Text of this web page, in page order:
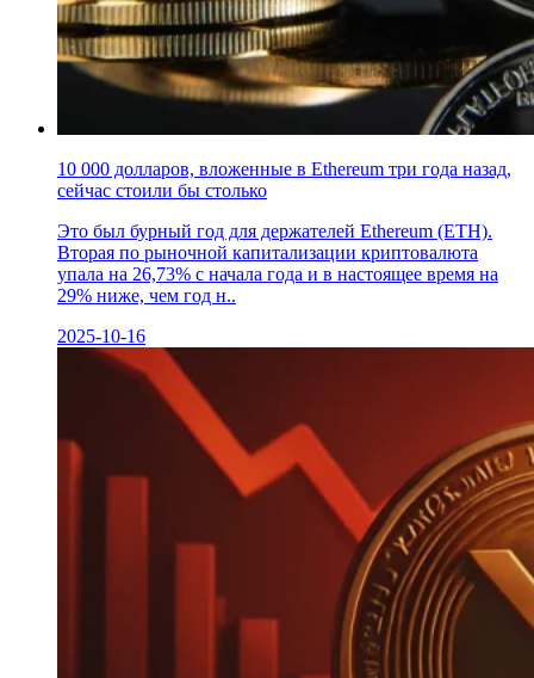
10 000 долларов, вложенные в Ethereum три года назад,
сейчас стоили бы столько
Это был бурный год для держателей Ethereum (ETH).
Вторая по рыночной капитализации криптовалюта
упала на 26,73% с начала года и в настоящее время на
29% ниже, чем год н..
2025-10-16